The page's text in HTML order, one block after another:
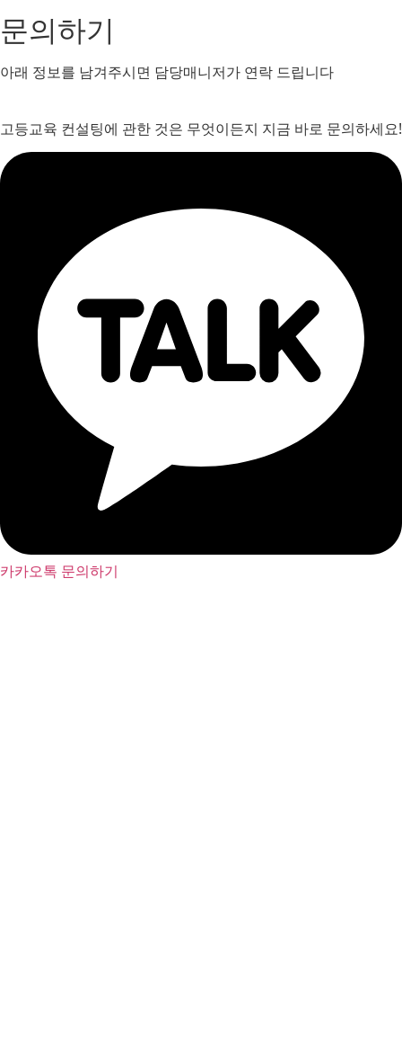
문의하기
아래 정보를 남겨주시면 담당매니저가 연락 드립니다
고등교육 컨설팅에 관한 것은 무엇이든지 지금 바로 문의하세요!
카카오톡 문의하기